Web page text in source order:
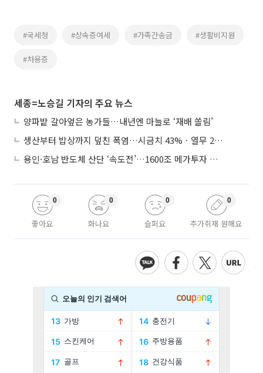
#국세청 #상속증여세 #가족간송금 #생활비지원
#차용증
세종=노승길 기자의 주요 뉴스
양파밭 갈아엎은 농가들…내년엔 마늘로 ‘재배 쏠림’
생산부터 밥상까지 덮친 폭염…시금치 43%ㆍ열무 28% 급등
용인·호남 반도체 산단 ‘속도전’…1600조 메가투자 이행 총력
좋아요
0
화나요
0
슬퍼요
0
추가취재 원해요
0